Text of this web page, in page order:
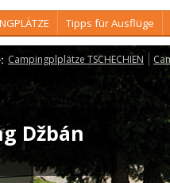
Tipps für Ausflüge
Campingplplätze TSCHECHIEN
Džbán